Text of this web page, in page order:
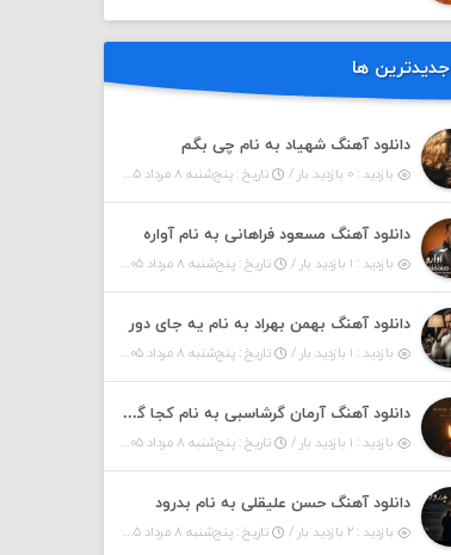
جدیدترین ها
دانلود آهنگ شهیاد به نام چی بگم
بازدید : ۰ بازدید بار / تاریخ : پنج‌شنبه ۸ مرداد ۱۴۰۵
دانلود آهنگ مسعود فراهانی به نام آواره
بازدید : ۱ بازدید بار / تاریخ : پنج‌شنبه ۸ مرداد ۱۴۰۵
دانلود آهنگ بهمن بهراد به نام یه جای دور
بازدید : ۱ بازدید بار / تاریخ : پنج‌شنبه ۸ مرداد ۱۴۰۵
دانلود آهنگ آرمان گرشاسبی به نام کجا گریزم
بازدید : ۱ بازدید بار / تاریخ : پنج‌شنبه ۸ مرداد ۱۴۰۵
دانلود آهنگ حسن علیقلی به نام بدرود
بازدید : ۲ بازدید بار / تاریخ : پنج‌شنبه ۸ مرداد ۱۴۰۵